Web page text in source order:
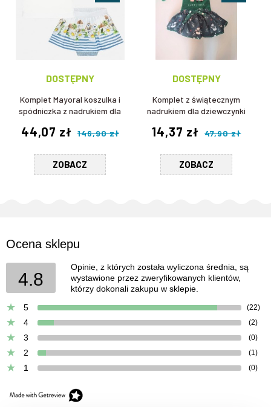
DOSTĘPNY
Komplet Mayoral koszulka i
spódniczka z nadrukiem dla
44,07 zł 146,90 zł
ZOBACZ
DOSTĘPNY
Komplet z świątecznym
nadrukiem dla dziewczynki
14,37 zł 47,90 zł
ZOBACZ
Ocena sklepu
4.8
Opinie, z których została wyliczona średnia, są
wystawione przez zweryfikowanych klientów,
którzy dokonali zakupu w sklepie.
5
(22)
4 (2)
3 (0)
2 (1)
1 (0)